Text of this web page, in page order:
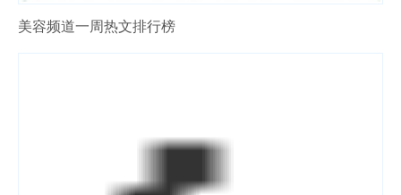
美容频道一周热文排行榜